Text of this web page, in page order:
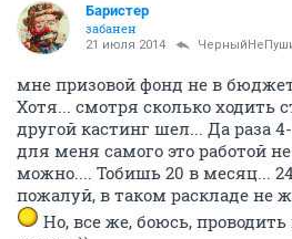
Баристер
забанен
21 июля 2014
мне призовой фонд не в
Хотя... смотря сколько ходить
другой кастинг шел... Да раза
для меня самого это работой
можно.... Тобишь 20 в месяц...
пожалуй, в таком раскладе не
Но, все же, боюсь,